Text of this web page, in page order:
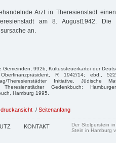
Arzt in Theresienstadt
am 8. August1942. Die
an.
Gemeinden, 992b, Kultussteuerkartei der
R 1942/14; ebd.,
Theresienstädter Initiative, Jüdische
Gedenkbuch;
Hamburg 1995.
druckansicht / Seitenanfang
KONTAKT
Der Stolperstein
Stein in Hamburg